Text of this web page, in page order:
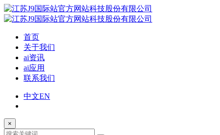
首页
关于我们
ai资讯
ai应用
联系我们
中文EN
×